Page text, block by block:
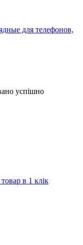
для телефонов,
в 1 клік